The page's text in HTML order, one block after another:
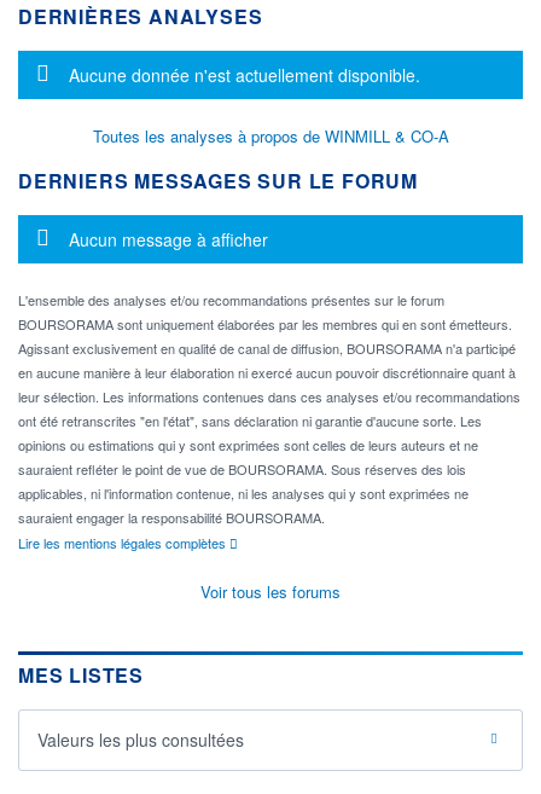
DERNIÈRES ANALYSES
Message d'information
Aucune donnée n'est actuellement disponible.
Toutes les analyses à propos de WINMILL & CO-A
DERNIERS MESSAGES SUR LE FORUM
Message d'information
Aucun message à afficher
L'ensemble des analyses et/ou recommandations présentes sur le forum
BOURSORAMA sont uniquement élaborées par les membres qui en sont émetteurs.
Agissant exclusivement en qualité de canal de diffusion, BOURSORAMA n'a participé
en aucune manière à leur élaboration ni exercé aucun pouvoir discrétionnaire quant à
leur sélection. Les informations contenues dans ces analyses et/ou recommandations
ont été retranscrites "en l'état", sans déclaration ni garantie d'aucune sorte. Les
opinions ou estimations qui y sont exprimées sont celles de leurs auteurs et ne
sauraient refléter le point de vue de BOURSORAMA. Sous réserves des lois
applicables, ni l'information contenue, ni les analyses qui y sont exprimées ne
sauraient engager la responsabilité BOURSORAMA.
Lire les mentions légales complètes
Voir tous les forums
MES LISTES
Valeurs les plus consultées